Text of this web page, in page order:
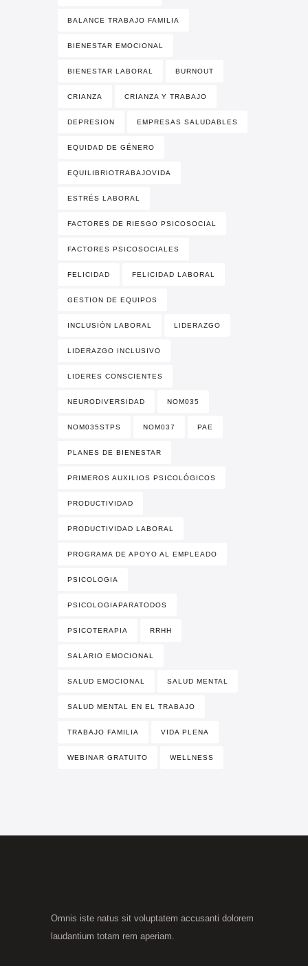
BALANCE TRABAJO FAMILIA
BIENESTAR EMOCIONAL
BIENESTAR LABORAL BURNOUT
CRIANZA CRIANZA Y TRABAJO
DEPRESION EMPRESAS SALUDABLES
EQUIDAD DE GÉNERO
EQUILIBRIOTRABAJOVIDA
ESTRÉS LABORAL
FACTORES DE RIESGO PSICOSOCIAL
FACTORES PSICOSOCIALES
FELICIDAD FELICIDAD LABORAL
GESTION DE EQUIPOS
INCLUSIÓN LABORAL LIDERAZGO
LIDERAZGO INCLUSIVO
LIDERES CONSCIENTES
NEURODIVERSIDAD NOM035
NOM035STPS NOM037 PAE
PLANES DE BIENESTAR
PRIMEROS AUXILIOS PSICOLÓGICOS
PRODUCTIVIDAD
PRODUCTIVIDAD LABORAL
PROGRAMA DE APOYO AL EMPLEADO
PSICOLOGIA
PSICOLOGIAPARATODOS
PSICOTERAPIA RRHH
SALARIO EMOCIONAL
SALUD EMOCIONAL SALUD MENTAL
SALUD MENTAL EN EL TRABAJO
TRABAJO FAMILIA VIDA PLENA
WEBINAR GRATUITO WELLNESS
Omnis iste natus sit voluptatem accusanti dolorem
laudantium totam rem aperiam.